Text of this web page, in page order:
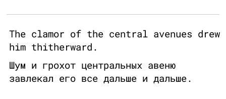
The clamor of the central avenues drew
him thitherward.
Шум и грохот центральных авеню
завлекал его все дальше и дальше.